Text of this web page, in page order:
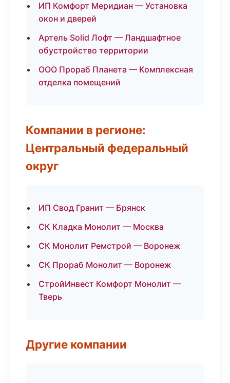
ИП Комфорт Меридиан — Установка
окон и дверей
Артель Solid Лофт — Ландшафтное
обустройство территории
ООО Прораб Планета — Комплексная
отделка помещений
Компании в регионе:
Центральный федеральный
округ
ИП Свод Гранит — Брянск
СК Кладка Монолит — Москва
СК Монолит Ремстрой — Воронеж
СК Прораб Монолит — Воронеж
СтройИнвест Комфорт Монолит —
Тверь
Другие компании